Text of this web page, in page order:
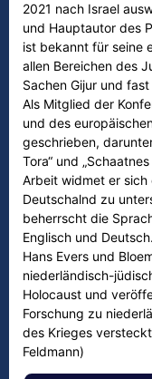
2021 nach Israel
und Hauptautor des
ist bekannt für seine
allen Bereichen des
Sachen Gijur und
Als Mitglied der
und des
geschrieben,
Tora“ und
Arbeit widmet er
Deutschalnd zu
beherrscht die
Englisch und
Hans Evers und
niederländisch-
Holocaust und
Forschung zu
des Krieges
Feldmann)